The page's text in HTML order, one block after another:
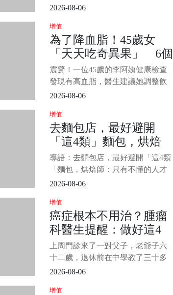
極高，因此被認為是中老年「死
腦梗。 腦梗的出現主要是因為某種
原因，讓腦部血管出現了血流上的
阻礙，造成腦組織的缺血，以及相
應的組織出現了神經性功能的缺
失。 對人的生活影
2026-08-06
增值
為了降血脂！45歲女
「天天吃奇異果」 6個
月後「到醫院檢查」結
果呆住了
震驚！一位45歲的李阿姨健康檢查
發現有高血脂，醫生建議她調整飲
食並服藥，但她卻選擇了一條不尋
果。 1/6 六個月後複查，她的血脂
居然神奇下降，連主治醫生都驚訝
不已！這到底是偶然還是奇異果真
有這般神力？
2026-08-06
增值
去麵包店，最好避開
「這4類」麵包，烘焙
師：只有不懂的人才會
買！
導語：去麵包店，最好避開「這4類
「麵包，烘焙師：只有不懂的人才
會買隨著飲食的多樣化，麵包的種
店，櫥窗里琳瑯滿目的麵包總是讓
人挑花了眼，香甜的氣味更是讓人
忍不住想多買幾個。 然而，並非所
有麵包都值得購買，有些麵包看似
誘人，實則暗藏"貓膩"。
2026-08-06
增值
癌症根本不用治？腫瘤
科醫生提醒：做好這4
點，或可長期生存
上周門診來了一對父子，老爺子六
十二歲，退休前在中學教了三十多
年書，單位體檢查出肺上有個小結
癌。 兒子剛拿到報告眼圈就紅了，
2026-08-06
增值